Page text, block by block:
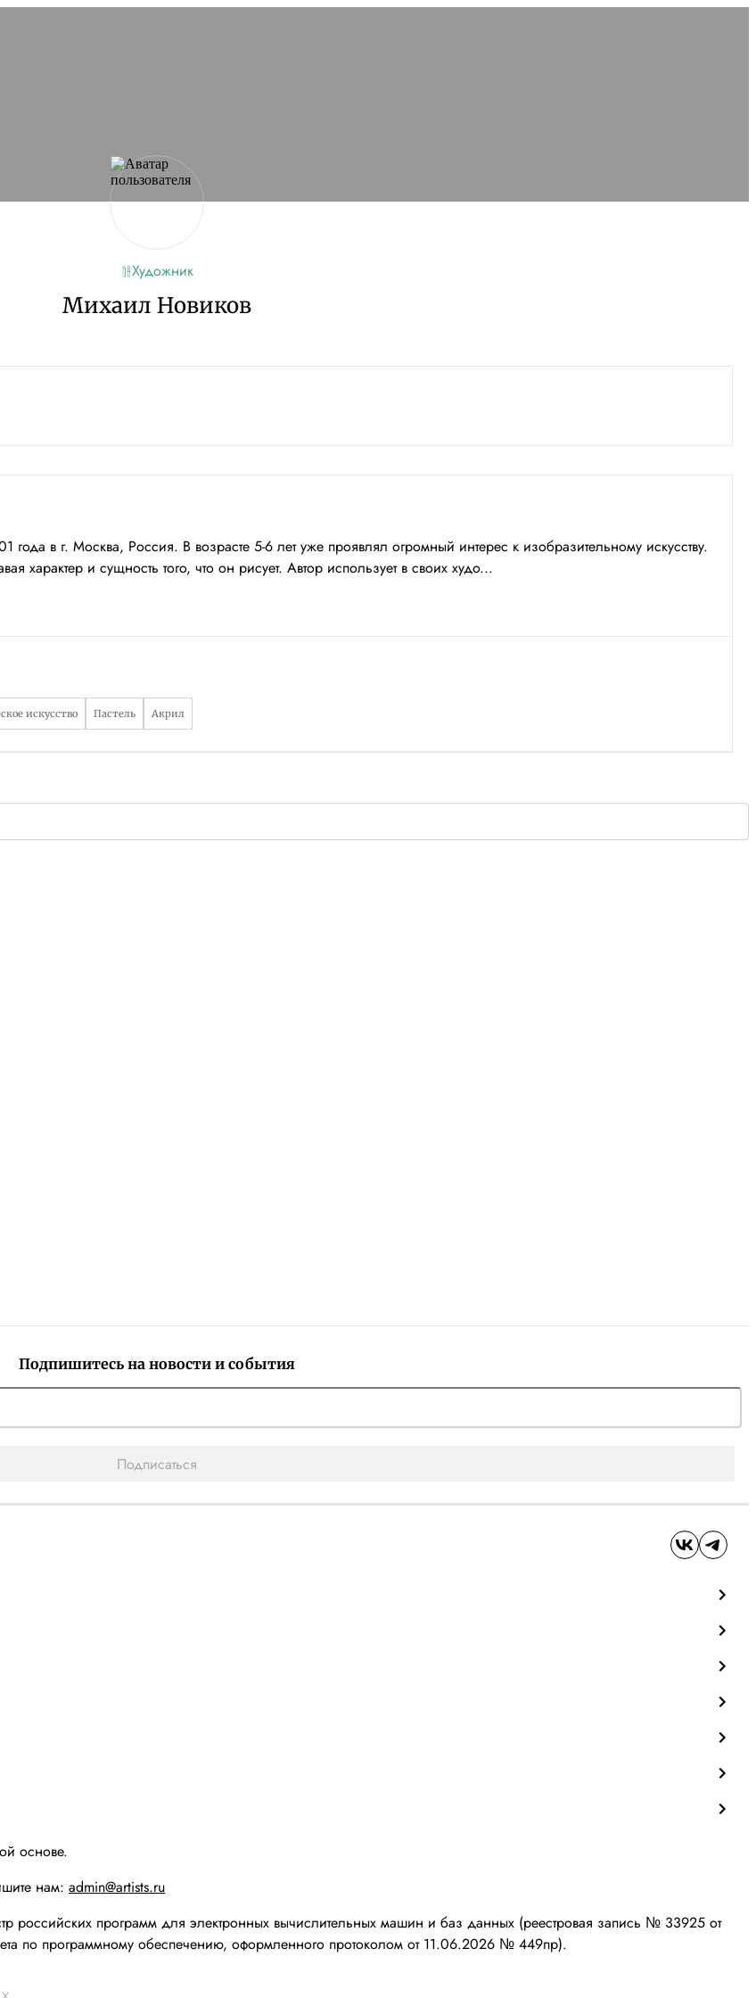
Художник
Михаил Новиков
в г. Москва, Россия. В возрасте 5-6 лет уже проявлял огромный интерес к изобразительному искусству.
характер и сущность того, что он рисует. Автор использует в своих худо...
искусство Пастель Акрил
Подпишитесь на новости и события
Подписаться
основе.
нам: admin@artists.ru
программ для электронных вычислительных машин и баз данных (реестровая запись № 33925 от
по программному обеспечению, оформленного протоколом от 11.06.2026 № 449пр).